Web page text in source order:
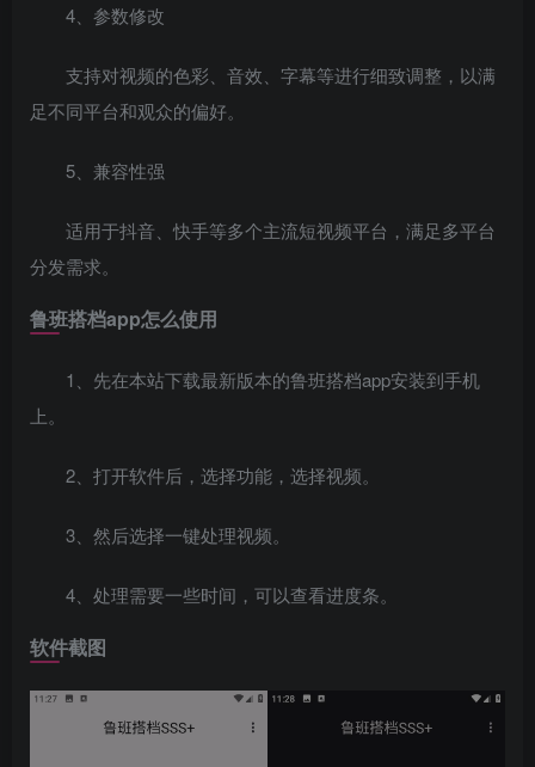
4、参数修改
支持对视频的色彩、音效、字幕等进行细致调整，以满
足不同平台和观众的偏好。
5、兼容性强
适用于抖音、快手等多个主流短视频平台，满足多平台
分发需求。
鲁班搭档app怎么使用
1、先在本站下载最新版本的鲁班搭档app安装到手机
上。
2、打开软件后，选择功能，选择视频。
3、然后选择一键处理视频。
4、处理需要一些时间，可以查看进度条。
软件截图